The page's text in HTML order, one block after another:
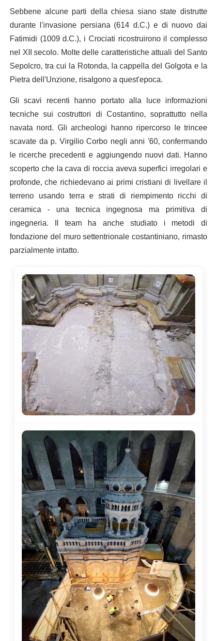
Sebbene alcune parti della chiesa siano state distrutte
durante l'invasione persiana (614 d.C.) e di nuovo dai
Fatimidi (1009 d.C.), i Crociati ricostruirono il complesso
nel XII secolo. Molte delle caratteristiche attuali del Santo
Sepolcro, tra cui la Rotonda, la cappella del Golgota e la
Pietra dell'Unzione, risalgono a quest'epoca.
Gli scavi recenti hanno portato alla luce informazioni
tecniche sui costruttori di Costantino, soprattutto nella
navata nord. Gli archeologi hanno ripercorso le trincee
scavate da p. Virgilio Corbo negli anni '60, confermando
le ricerche precedenti e aggiungendo nuovi dati. Hanno
scoperto che la cava di roccia aveva superfici irregolari e
profonde, che richiedevano ai primi cristiani di livellare il
terreno usando terra e strati di riempimento ricchi di
ceramica - una tecnica ingegnosa ma primitiva di
ingegneria. Il team ha anche studiato i metodi di
fondazione del muro settentrionale costantiniano, rimasto
parzialmente intatto.